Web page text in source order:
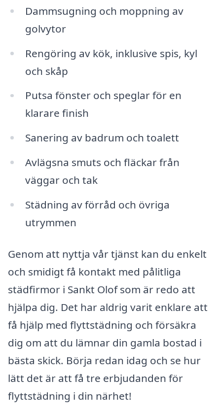
Dammsugning och moppning av
golvytor
Rengöring av kök, inklusive spis, kyl
och skåp
Putsa fönster och speglar för en
klarare finish
Sanering av badrum och toalett
Avlägsna smuts och fläckar från
väggar och tak
Städning av förråd och övriga
utrymmen
Genom att nyttja vår tjänst kan du enkelt
och smidigt få kontakt med pålitliga
städfirmor i Sankt Olof som är redo att
hjälpa dig. Det har aldrig varit enklare att
få hjälp med flyttstädning och försäkra
dig om att du lämnar din gamla bostad i
bästa skick. Börja redan idag och se hur
lätt det är att få tre erbjudanden för
flyttstädning i din närhet!